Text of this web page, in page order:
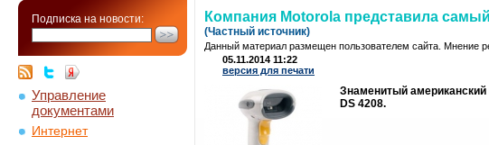
Подписка на новости:
Управление
документами
Интернет
Компания Motorola представила
(Частный источник)
Данный материал размещен пользователем сайта. Мнение
05.11.2014 11:22
версия для печати
Знаменитый
DS 4208.